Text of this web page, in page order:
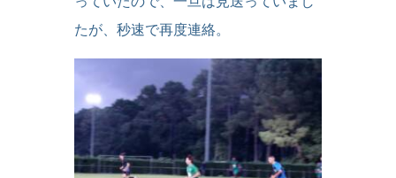
たが、秒速で再度連絡。